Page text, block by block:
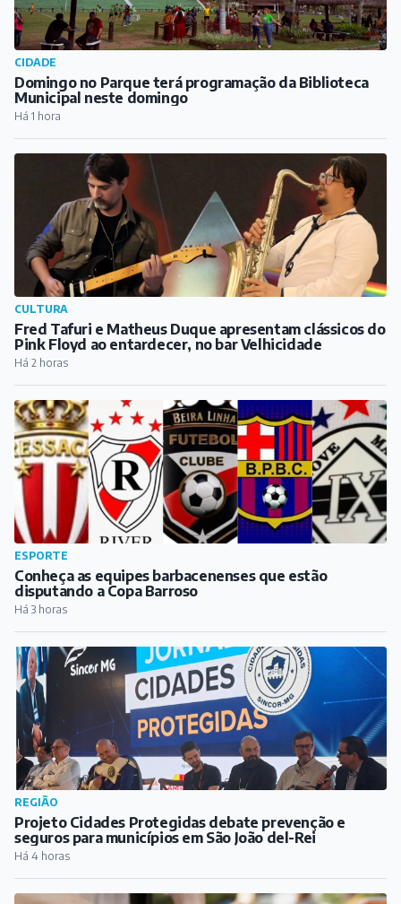
CIDADE
Domingo no Parque terá programação da Biblioteca
Municipal neste domingo
Há 1 hora
CULTURA
Fred Tafuri e Matheus Duque apresentam clássicos do
Pink Floyd ao entardecer, no bar Velhicidade
Há 2 horas
ESPORTE
Conheça as equipes barbacenenses que estão
disputando a Copa Barroso
Há 3 horas
REGIÃO
Projeto Cidades Protegidas debate prevenção e
seguros para municípios em São João del-Rei
Há 4 horas